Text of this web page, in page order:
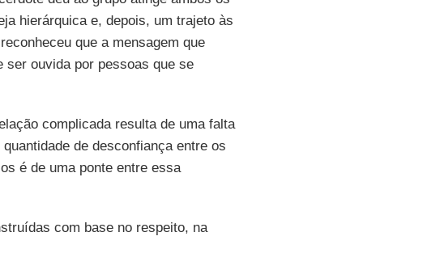
hierárquica e, depois, um trajeto às
que a mensagem que
ouvida por pessoas que se
complicada resulta de uma falta
de desconfiança entre os
é de uma ponte entre essa
com base no respeito, na